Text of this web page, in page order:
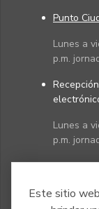
Este sitio
Punto
Lunes a
p.m.
Lunes a
p.m.